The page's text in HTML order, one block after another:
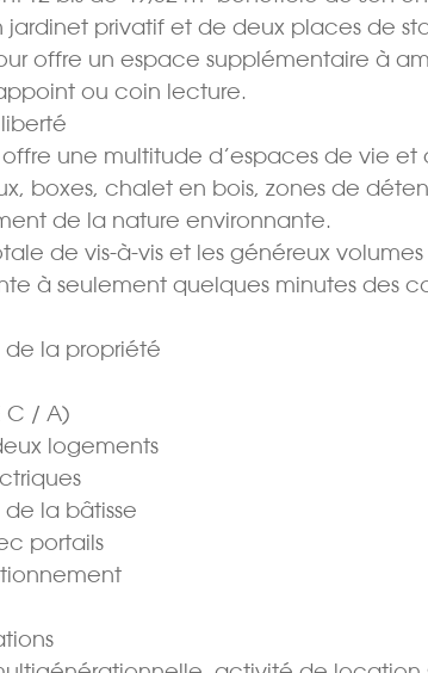
jardinet privatif et de deux places de
offre un espace supplémentaire à
ou coin lecture.
une multitude d’espaces de vie et
boxes, chalet en bois, zones de
de la nature environnante.
de vis-à-vis et les généreux
à seulement quelques minutes des
de la propriété
C / A)
logements
de la bâtisse
portails